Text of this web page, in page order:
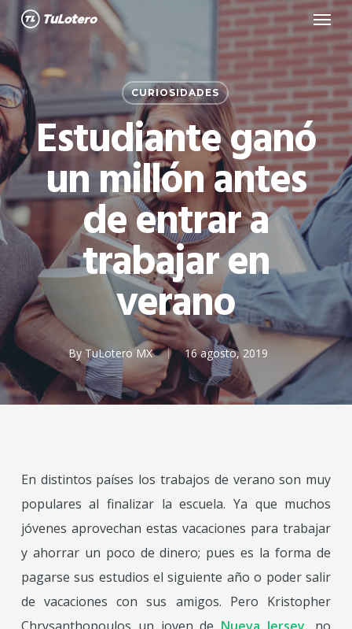
Skip
to
main
content
Menu
CURIOSIDADES
Estudiante ganó
un millón antes
de entrar a
trabajar en
verano
By TuLotero MX 16 agosto, 2019
En distintos países los trabajos de verano son muy
populares al finalizar la escuela. Ya que muchos
jóvenes aprovechan estas vacaciones para trabajar
y ahorrar un poco de dinero; pues es la forma de
pagarse sus estudios el siguiente año o poder salir
de vacaciones con sus amigos. Pero Kristopher